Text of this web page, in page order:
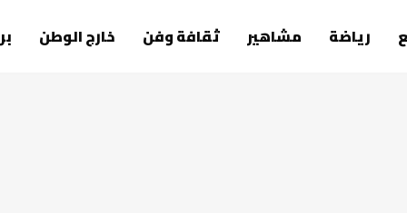
رياضة مشاهير ثقافة وفن خارج الوطن